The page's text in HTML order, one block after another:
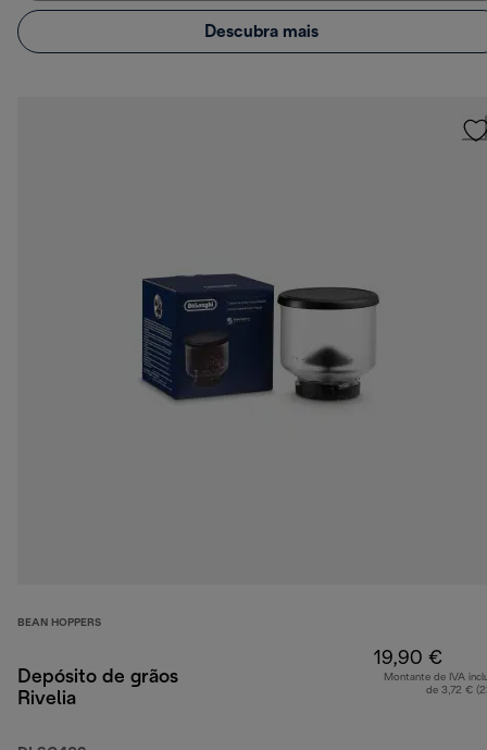
Descubra mais
BEAN HOPPERS
Depósito de grãos
Rivelia
19,90 €
Montante de IVA
de 3,72 €